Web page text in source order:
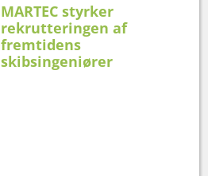
MARTEC styrker
rekrutteringen af
fremtidens
skibsingeniører